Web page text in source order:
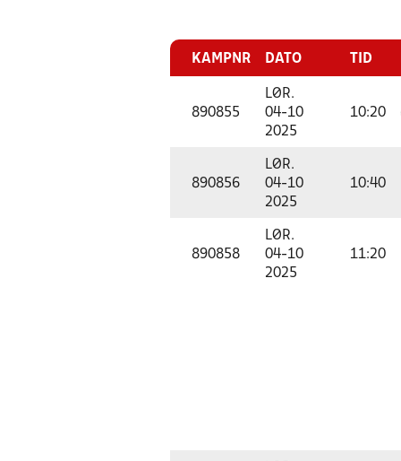
KAMPNR DATO TID
890855
LØR.
04-10
2025
10:20
890856
LØR.
04-10
2025
10:40
890858
LØR.
04-10
2025
11:20